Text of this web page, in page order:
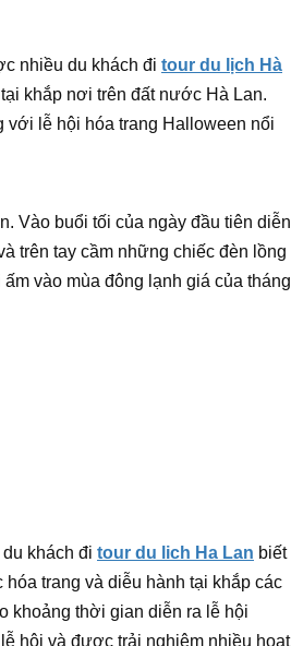
nhiều du khách đi tour du lịch Hà
khắp nơi trên đất nước Hà Lan.
lễ hội hóa trang Halloween nổi
Vào buổi tối của ngày đầu tiên diễn
trên tay cầm những chiếc đèn lồng
vào mùa đông lạnh giá của tháng
khách đi tour du lich Ha Lan biết
trang và diễu hành tại khắp các
khoảng thời gian diễn ra lễ hội
hội và được trải nghiệm nhiều hoạt